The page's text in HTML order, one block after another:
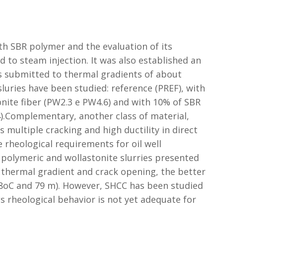
SBR polymer and the evaluation of its
steam injection. It was also established an
submitted to thermal gradients of about
have been studied: reference (PREF), with
fiber (PW2.3 e PW4.6) and with 10% of SBR
another class of material,
multiple cracking and high ductility in direct
rheological requirements for oil well
and wollastonite slurries presented
gradient and crack opening, the better
and 79 m). However, SHCC has been studied
rheological behavior is not yet adequate for